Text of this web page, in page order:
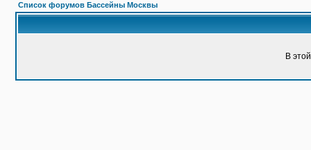
Список форумов Бассейны Москвы
В